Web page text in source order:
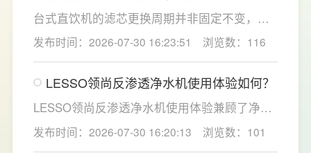
台式直饮机的滤芯更换周期并非固定不变，主
要取决于实际用水量、进水水质及使用频率等
因素。一般来说，PP棉和活性炭类前置滤芯建
议每6至12个月更换一次，RO反渗透膜滤芯使
用寿命相对较长，通常在2至3年左右，而后置
活性炭滤芯则建议每年更换一次以保障出水口
感。
发布时间：2026-07-30 16:23:51 浏览数：116
LESSO领尚反渗透净水机使用体验如何？
LESSO领尚反渗透净水机使用体验兼顾了净水
效果、使用便捷性和节水表现。产品采用
120mm纤薄机身设计，不占用过多厨下空间；
发布时间：2026-07-30 16:20:13 浏览数：101